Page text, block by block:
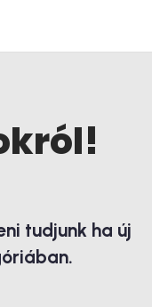
tudjunk ha új